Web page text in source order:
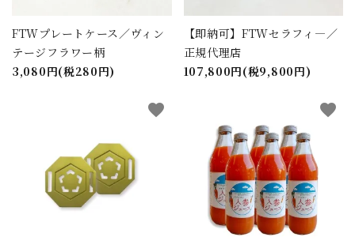
FTWプレートケース／ヴィン
テージフラワー柄
3,080円(税280円)
【即納可】FTWセラフィ―／
正規代理店
107,800円(税9,800円)
favorite favorite